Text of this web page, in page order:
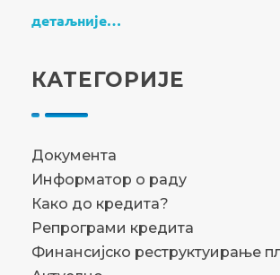
детаљније…
КАТЕГОРИЈЕ
Документа
Информатор о раду
Како до кредита?
Репрограми кредита
Финансијско реструктуирање